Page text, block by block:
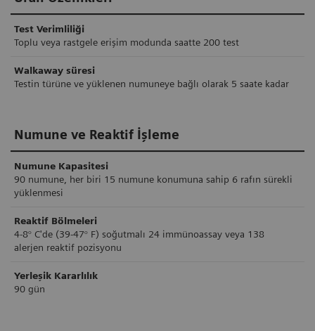
Test Verimliliği
Toplu veya rastgele erişim modunda saatte 200 test
Walkaway süresi
Testin türüne ve yüklenen numuneye bağlı olarak 5 saate kadar
Numune ve Reaktif İşleme
Numune Kapasitesi
90 numune, her biri 15 numune konumuna sahip 6 rafın sürekli
yüklenmesi
Reaktif Bölmeleri
4-8° C'de (39-47° F) soğutmalı 24 immünoassay veya 138
alerjen reaktif pozisyonu
Yerleşik Kararlılık
90 gün